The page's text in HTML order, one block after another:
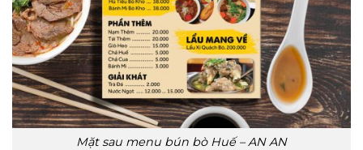
Mặt sau menu bún bò Huế – AN AN